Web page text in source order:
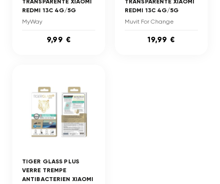
TRANSPARENTE XIAOMI
REDMI 13C 4G/5G
MyWay
9,99 €
TRANSPARENTE XIAOMI
REDMI 13C 4G/5G
Muvit For Change
19,99 €
TIGER GLASS PLUS
VERRE TREMPE
ANTIBACTERIEN XIAOMI